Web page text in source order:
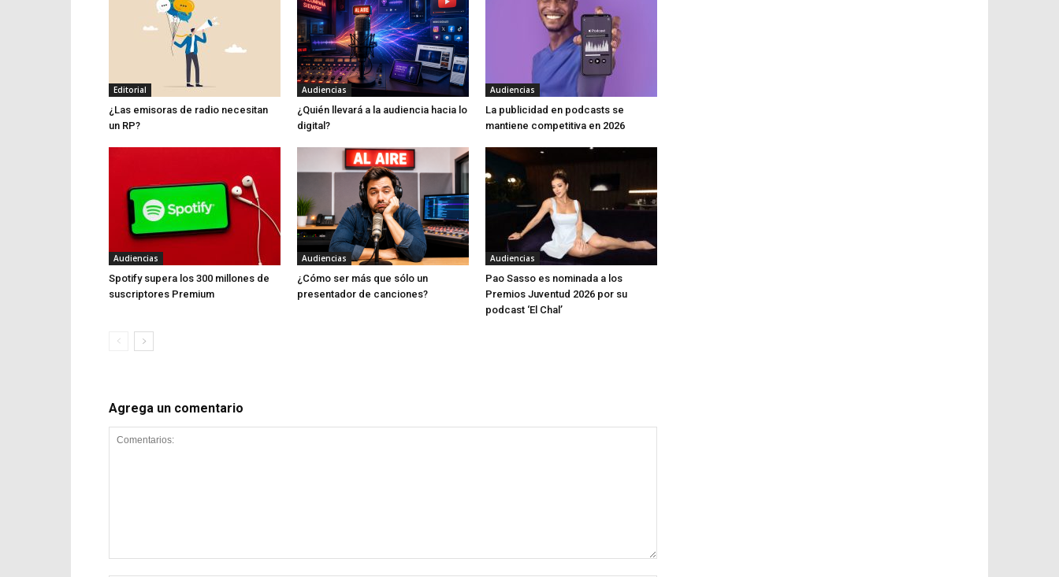
Editorial
¿Las emisoras de radio necesitan
un RP?
Audiencias
¿Quién llevará a la audiencia hacia lo
digital?
Audiencias
La publicidad en podcasts se
mantiene competitiva en 2026
Audiencias
Spotify supera los 300 millones de
suscriptores Premium
Audiencias
¿Cómo ser más que sólo un
presentador de canciones?
Audiencias
Pao Sasso es nominada a los
Premios Juventud 2026 por su
podcast ‘El Chal’
Agrega un comentario